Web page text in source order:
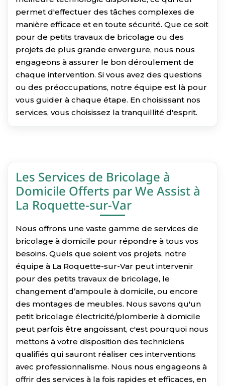
permet d'effectuer des tâches complexes de
manière efficace et en toute sécurité. Que ce soit
pour de petits travaux de bricolage ou des
projets de plus grande envergure, nous nous
engageons à assurer le bon déroulement de
chaque intervention. Si vous avez des questions
ou des préoccupations, notre équipe est là pour
vous guider à chaque étape. En choisissant nos
services, vous choisissez la tranquillité d'esprit.
Les Services de Bricolage à
Domicile Offerts par We Assist à
La Roquette-sur-Var
Nous offrons une vaste gamme de services de
bricolage à domicile pour répondre à tous vos
besoins. Quels que soient vos projets, notre
équipe à La Roquette-sur-Var peut intervenir
pour des petits travaux de bricolage, le
changement d’ampoule à domicile, ou encore
des montages de meubles. Nous savons qu'un
petit bricolage électricité/plomberie à domicile
peut parfois être angoissant, c'est pourquoi nous
mettons à votre disposition des techniciens
qualifiés qui sauront réaliser ces interventions
avec professionnalisme. Nous nous engageons à
offrir des services à la fois rapides et efficaces, en